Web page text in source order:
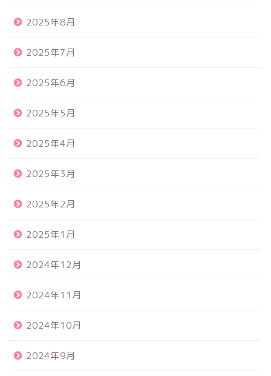
2025年8月
2025年7月
2025年6月
2025年5月
2025年4月
2025年3月
2025年2月
2025年1月
2024年12月
2024年11月
2024年10月
2024年9月